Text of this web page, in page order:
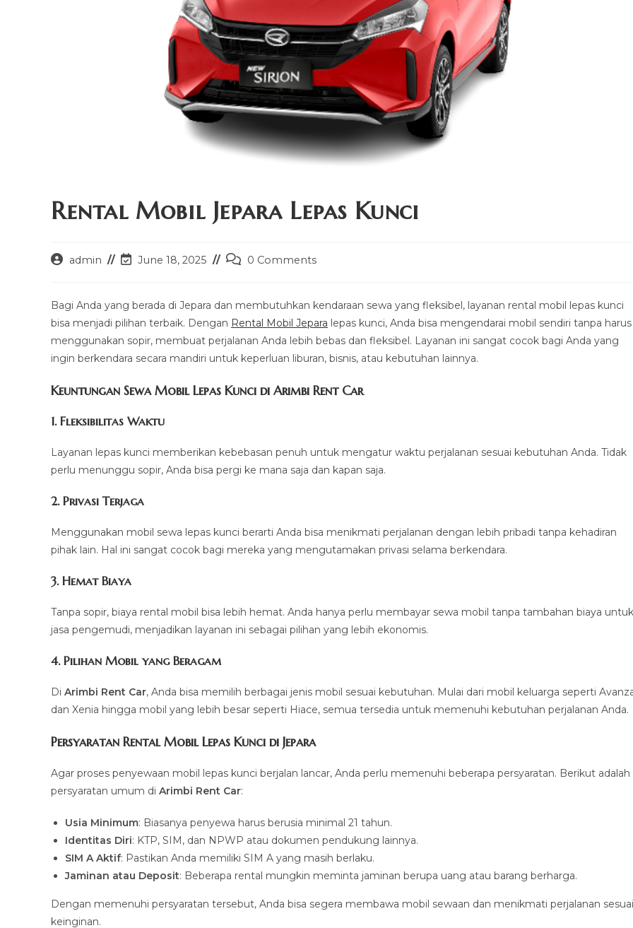
Rental Mobil Jepara Lepas Kunci
Postadmin
PostJune 18, 2025
Post0 Comments
Bagi Anda yang berada di Jepara dan membutuhkan kendaraan sewa yang fleksibel, layanan rental mobil lepas kunci
bisa menjadi pilihan terbaik. Dengan Rental Mobil Jepara lepas kunci, Anda bisa mengendarai mobil sendiri tanpa harus
menggunakan sopir, membuat perjalanan Anda lebih bebas dan fleksibel. Layanan ini sangat cocok bagi Anda yang
ingin berkendara secara mandiri untuk keperluan liburan, bisnis, atau kebutuhan lainnya.
Keuntungan Sewa Mobil Lepas Kunci di Arimbi Rent Car
1. Fleksibilitas Waktu
Layanan lepas kunci memberikan kebebasan penuh untuk mengatur waktu perjalanan sesuai kebutuhan Anda. Tidak
perlu menunggu sopir, Anda bisa pergi ke mana saja dan kapan saja.
2. Privasi Terjaga
Menggunakan mobil sewa lepas kunci berarti Anda bisa menikmati perjalanan dengan lebih pribadi tanpa kehadiran
pihak lain. Hal ini sangat cocok bagi mereka yang mengutamakan privasi selama berkendara.
3. Hemat Biaya
Tanpa sopir, biaya rental mobil bisa lebih hemat. Anda hanya perlu membayar sewa mobil tanpa tambahan biaya untuk
jasa pengemudi, menjadikan layanan ini sebagai pilihan yang lebih ekonomis.
4. Pilihan Mobil yang Beragam
Di Arimbi Rent Car, Anda bisa memilih berbagai jenis mobil sesuai kebutuhan. Mulai dari mobil keluarga seperti
dan Xenia hingga mobil yang lebih besar seperti Hiace, semua tersedia untuk memenuhi kebutuhan perjalanan Anda.
Persyaratan Rental Mobil Lepas Kunci di Jepara
Agar proses penyewaan mobil lepas kunci berjalan lancar, Anda perlu memenuhi beberapa persyaratan. Berikut adalah
persyaratan umum di Arimbi Rent Car:
Usia Minimum: Biasanya penyewa harus berusia minimal 21 tahun.
Identitas Diri: KTP, SIM, dan NPWP atau dokumen pendukung lainnya.
SIM A Aktif: Pastikan Anda memiliki SIM A yang masih berlaku.
Jaminan atau Deposit: Beberapa rental mungkin meminta jaminan berupa uang atau barang berharga.
Dengan memenuhi persyaratan tersebut, Anda bisa segera membawa mobil sewaan dan menikmati perjalanan sesuai
keinginan.